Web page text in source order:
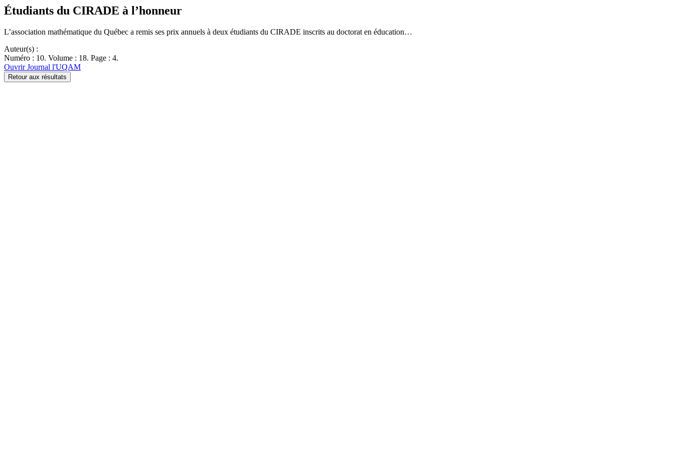
Étudiants du CIRADE à l’honneur
L’association mathématique du Québec a remis ses prix annuels à deux étudiants du CIRADE inscrits au doctorat en éducation…
Auteur(s) :
Numéro : 10. Volume : 18. Page : 4.
Ouvrir Journal l'UQAM
Retour aux résultats